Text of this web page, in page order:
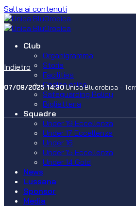
Salta ai contenuti
Club
Organigramma
Storia
Facilities
Codice etico
Safeguarding Policy
Biglietteria
Squadre
Under 19 Eccellenza
Under 17 Eccellenza
Under 16
Under 15 Eccellenza
Under 14 Gold
News
Lussana
Sponsor
Media
Indietro
07/09/2025 14:30Unica Bluorobica –